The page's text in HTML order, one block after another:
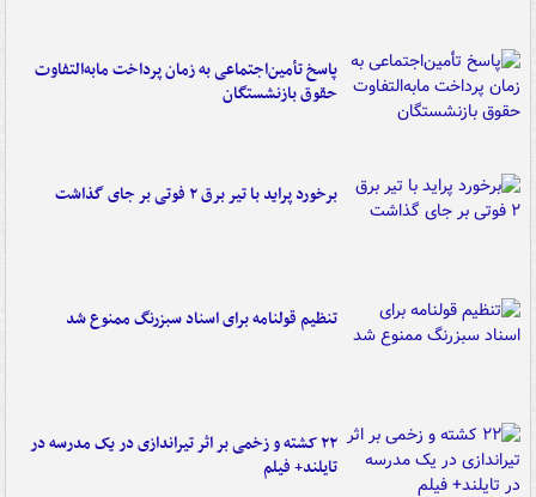
پاسخ تأمین‌اجتماعی به زمان پرداخت مابه‌التفاوت
حقوق بازنشستگان
برخورد پراید با تیر برق ۲ فوتی بر جای گذاشت
تنظیم قولنامه برای اسناد سبزرنگ ممنوع شد
۲۲ کشته و زخمی بر اثر تیراندازی در یک مدرسه در
تایلند+ فیلم